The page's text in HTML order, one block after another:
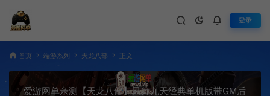
登录
首页 端游系列 天龙八部 正文
爱游网单亲测【天龙八部】凤舞九天经典单机版带GM后